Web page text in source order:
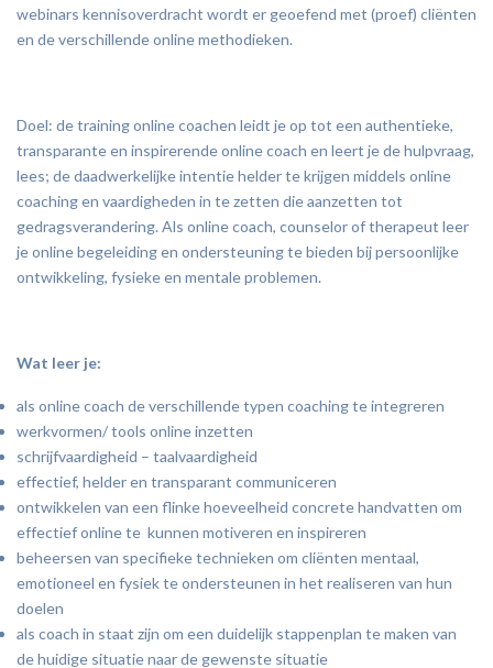
webinars kennisoverdracht wordt er geoefend met (proef) cliënten
en de verschillende online methodieken.
Doel: de training online coachen leidt je op tot een authentieke,
transparante en inspirerende online coach en leert je de hulpvraag,
lees; de daadwerkelijke intentie helder te krijgen middels online
coaching en vaardigheden in te zetten die aanzetten tot
gedragsverandering. Als online coach, counselor of therapeut leer
je online begeleiding en ondersteuning te bieden bij persoonlijke
ontwikkeling, fysieke en mentale problemen.
Wat leer je:
als online coach de verschillende typen coaching te integreren
werkvormen/ tools online inzetten
schrijfvaardigheid – taalvaardigheid
effectief, helder en transparant communiceren
ontwikkelen van een flinke hoeveelheid concrete handvatten om
effectief online te kunnen motiveren en inspireren
beheersen van specifieke technieken om cliënten mentaal,
emotioneel en fysiek te ondersteunen in het realiseren van hun
doelen
als coach in staat zijn om een duidelijk stappenplan te maken van
de huidige situatie naar de gewenste situatie